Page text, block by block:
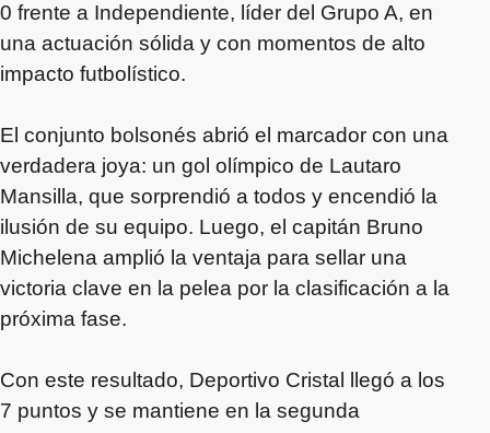
0 frente a Independiente, líder del Grupo A, en
una actuación sólida y con momentos de alto
impacto futbolístico.
El conjunto bolsonés abrió el marcador con una
verdadera joya: un gol olímpico de Lautaro
Mansilla, que sorprendió a todos y encendió la
ilusión de su equipo. Luego, el capitán Bruno
Michelena amplió la ventaja para sellar una
victoria clave en la pelea por la clasificación a la
próxima fase.
Con este resultado, Deportivo Cristal llegó a los
7 puntos y se mantiene en la segunda